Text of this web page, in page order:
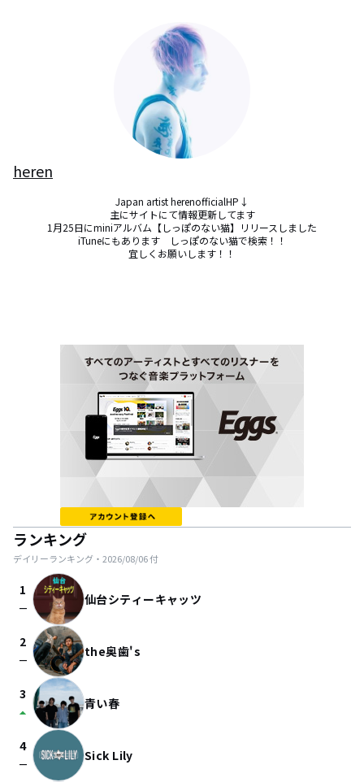
heren
Japan artist herenofficialHP↓
主にサイトにて情報更新してます
1月25日にminiアルバム【しっぽのない猫】リリースしました
iTuneにもあります　しっぽのない猫で検索！！
宜しくお願いします！！
ランキング
デイリーランキング・ 2026/08/06付
1
check_indeterminate_small 仙台シティーキャッツ
2
check_indeterminate_small the奥歯's
3
arrow_drop_up 青い春
4
check_indeterminate_small Sick Lily